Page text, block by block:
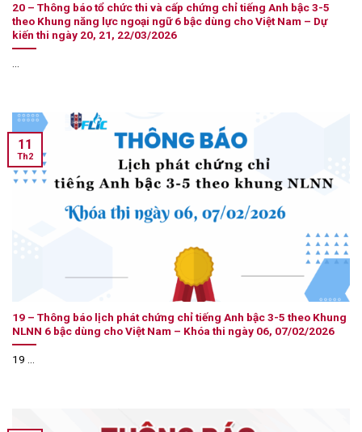
20 – Thông báo tổ chức thi và cấp chứng chỉ tiếng Anh bậc 3-5
theo Khung năng lực ngoại ngữ 6 bậc dùng cho Việt Nam – Dự
kiến thi ngày 20, 21, 22/03/2026
19 – Thông báo lịch phát chứng chỉ tiếng Anh bậc 3-5 theo Khung
NLNN 6 bậc dùng cho Việt Nam – Khóa thi ngày 06, 07/02/2026
19 ...
11
Th2